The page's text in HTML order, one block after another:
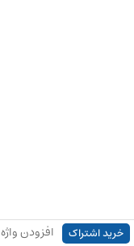
خرید اشتراک افزودن واژه